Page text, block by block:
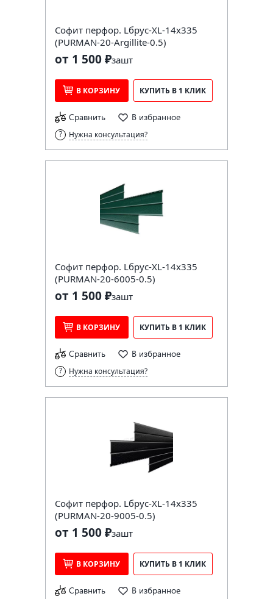
Софит перфор. Lбрус-XL-14х335
(PURMAN-20-Argillite-0.5)
от 1 500 ₽зашт
В КОРЗИНУ КУПИТЬ В 1 КЛИК
Сравнить В избранное
Нужна консультация?
Софит перфор. Lбрус-XL-14х335
(PURMAN-20-6005-0.5)
от 1 500 ₽зашт
В КОРЗИНУ КУПИТЬ В 1 КЛИК
Сравнить В избранное
Нужна консультация?
Софит перфор. Lбрус-XL-14х335
(PURMAN-20-9005-0.5)
от 1 500 ₽зашт
В КОРЗИНУ КУПИТЬ В 1 КЛИК
Сравнить В избранное